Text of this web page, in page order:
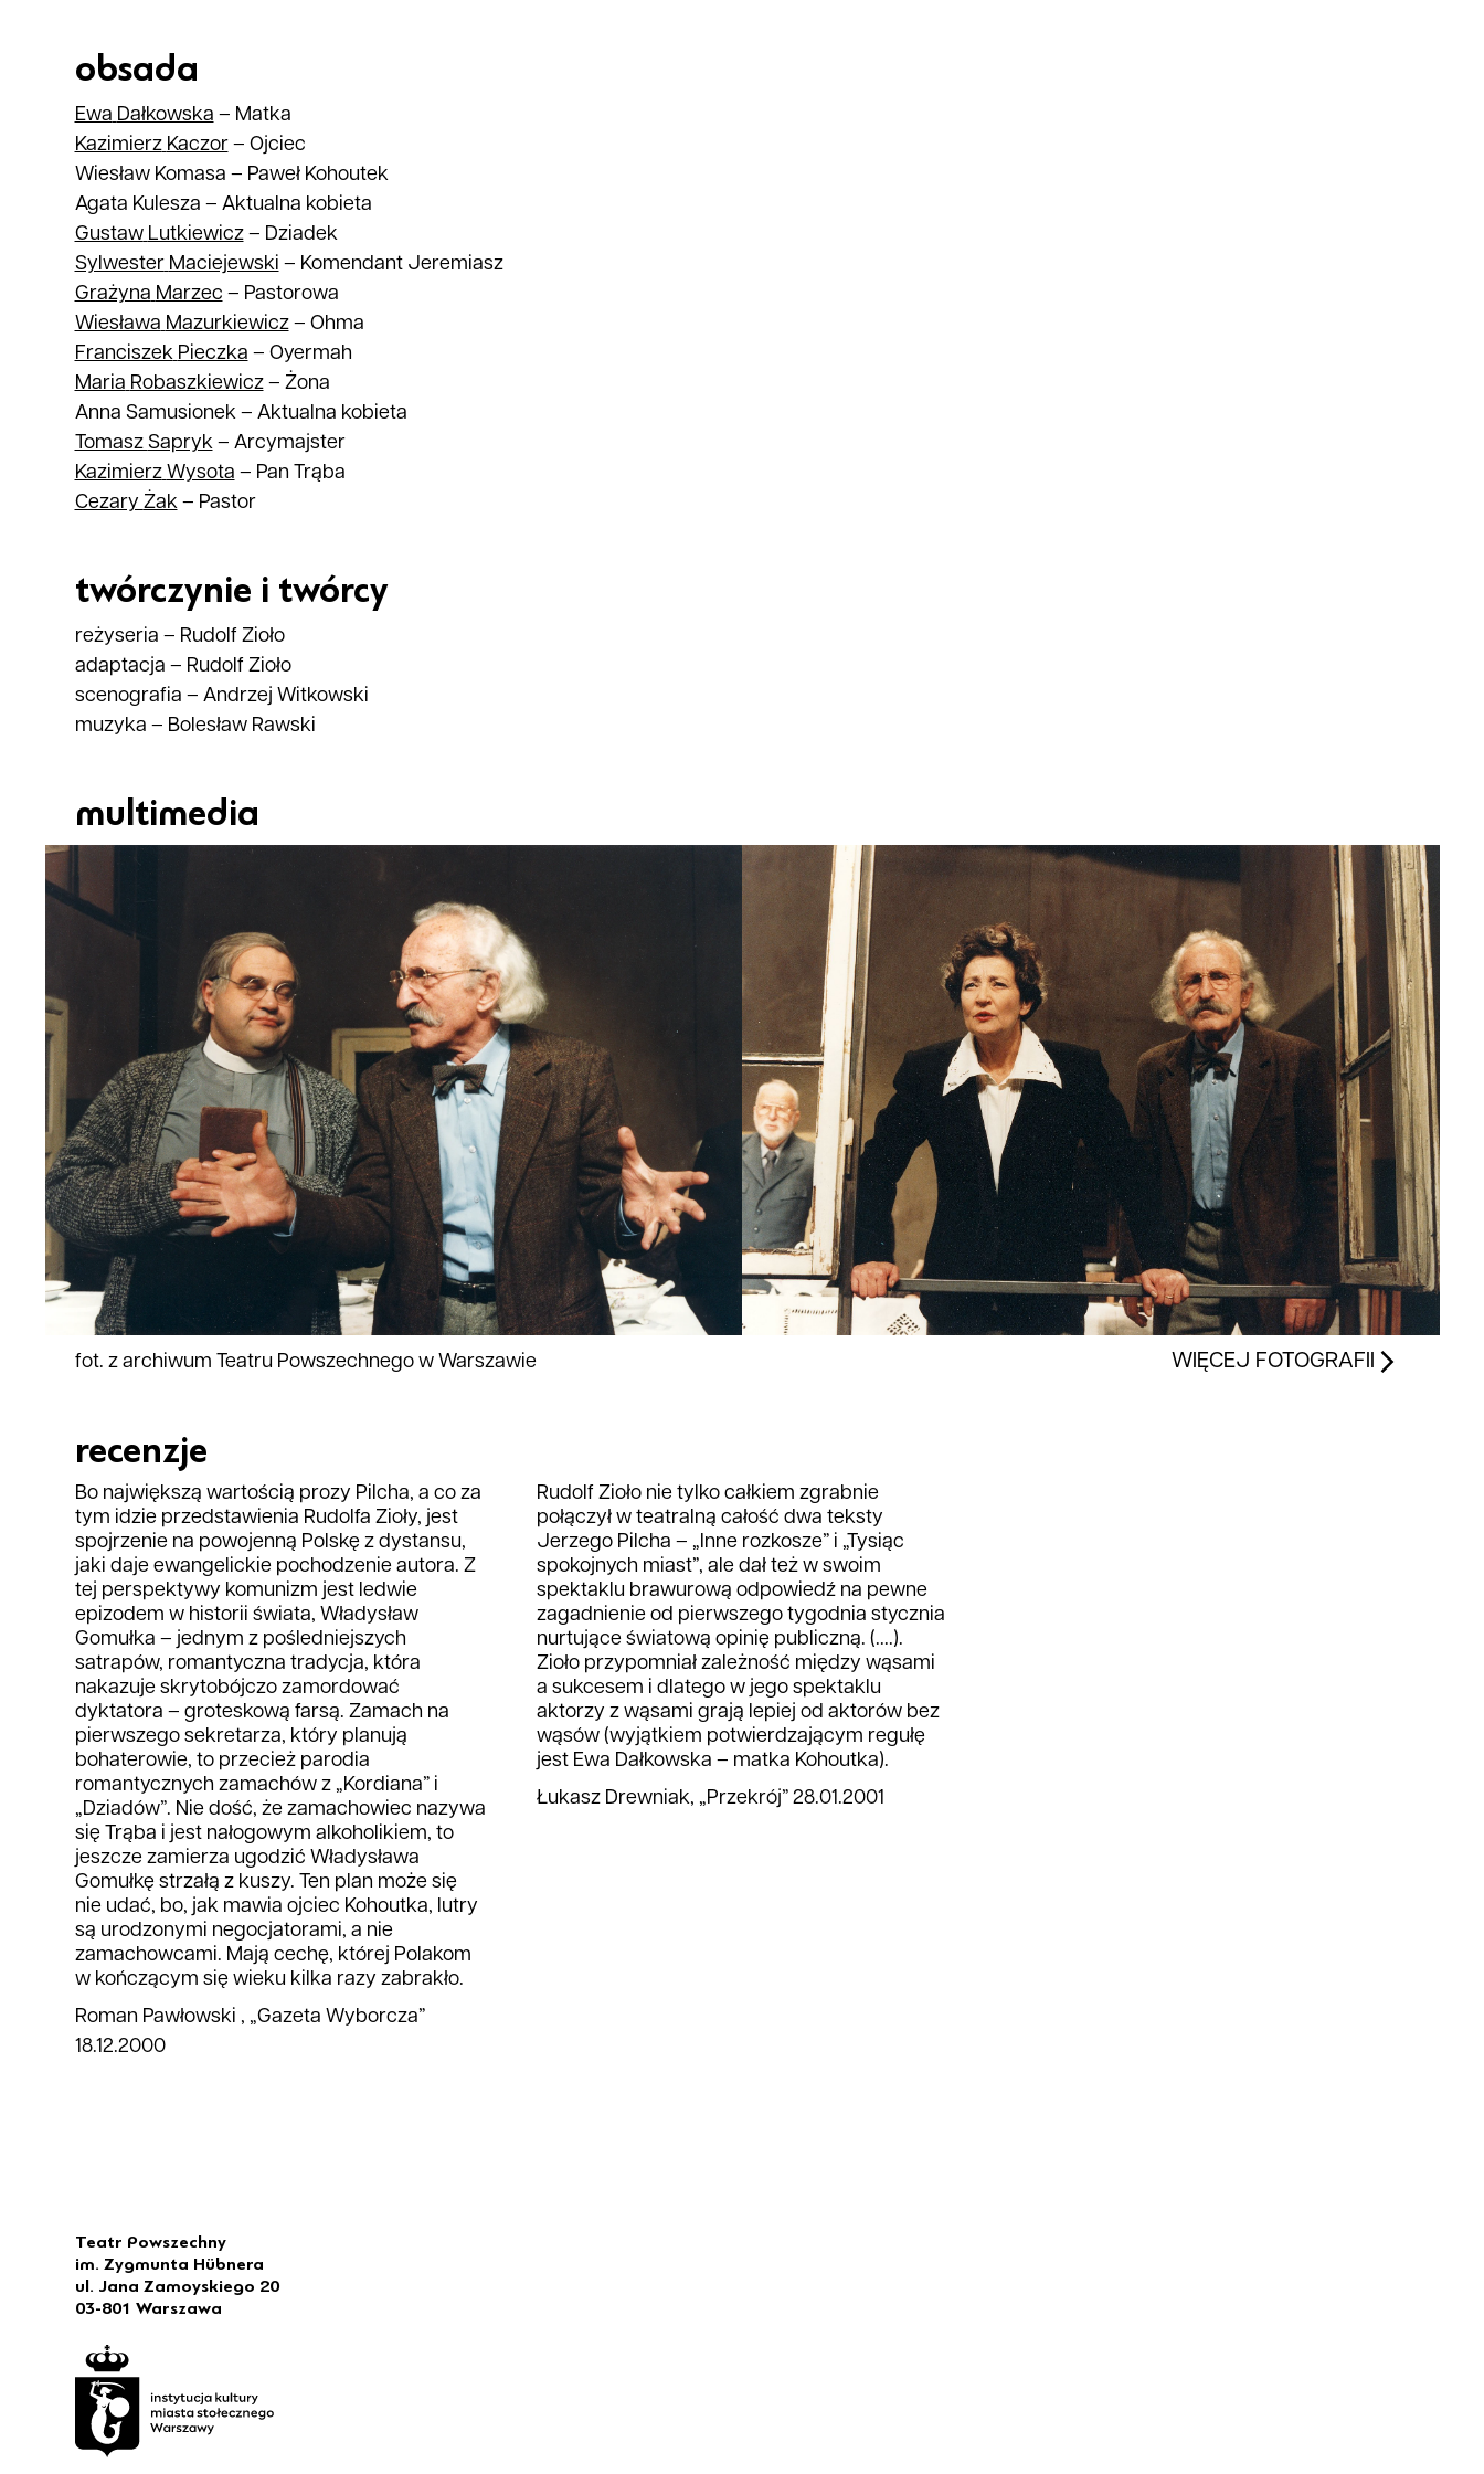
obsada
Ewa Dałkowska – Matka
Kazimierz Kaczor– Ojciec
Wiesław Komasa – Paweł Kohoutek
Agata Kulesza – Aktualna kobieta
Gustaw Lutkiewicz– Dziadek
Sylwester Maciejewski – Komendant Jeremiasz
Grażyna Marzec – Pastorowa
Wiesława Mazurkiewicz– Ohma
Franciszek Pieczka – Oyermah
Maria Robaszkiewicz– Żona
Anna Samusionek– Aktualna kobieta
Tomasz Sapryk– Arcymajster
Kazimierz Wysota – Pan Trąba
Cezary Żak– Pastor
twórczynie i twórcy
reżyseria – Rudolf Zioło
adaptacja – Rudolf Zioło
scenografia – Andrzej Witkowski
muzyka – Bolesław Rawski
multimedia
fot. z archiwum Teatru Powszechnego w Warszawie WIĘCEJ FOTOGRAFII
recenzje
Bo największą wartością prozy Pilcha, a co za
tym idzie przedstawienia Rudolfa Zioły, jest
spojrzenie na powojenną Polskę z dystansu,
jaki daje ewangelickie pochodzenie autora. Z
tej perspektywy komunizm jest ledwie
epizodem w historii świata, Władysław
Gomułka – jednym z pośledniejszych
satrapów, romantyczna tradycja, która
nakazuje skrytobójczo zamordować
dyktatora – groteskową farsą. Zamach na
pierwszego sekretarza, który planują
bohaterowie, to przecież parodia
romantycznych zamachów z „Kordiana” i
„Dziadów”. Nie dość, że zamachowiec nazywa
się Trąba i jest nałogowym alkoholikiem, to
jeszcze zamierza ugodzić Władysława
Gomułkę strzałą z kuszy. Ten plan może się
nie udać, bo, jak mawia ojciec Kohoutka, lutry
są urodzonymi negocjatorami, a nie
zamachowcami. Mają cechę, której Polakom
w kończącym się wieku kilka razy zabrakło.
Roman Pawłowski , „Gazeta Wyborcza”
18.12.2000
Rudolf Zioło nie tylko całkiem zgrabnie
połączył w teatralną całość dwa teksty
Jerzego Pilcha – „Inne rozkosze” i „Tysiąc
spokojnych miast”, ale dał też w swoim
spektaklu brawurową odpowiedź na pewne
zagadnienie od pierwszego tygodnia stycznia
nurtujące światową opinię publiczną. (....).
Zioło przypomniał zależność między wąsami
a sukcesem i dlatego w jego spektaklu
aktorzy z wąsami grają lepiej od aktorów bez
wąsów (wyjątkiem potwierdzającym regułę
jest Ewa Dałkowska – matka Kohoutka).
Łukasz Drewniak, „Przekrój” 28.01.2001
Teatr Powszechny
im. Zygmunta Hübnera
ul. Jana Zamoyskiego 20
03-801 Warszawa